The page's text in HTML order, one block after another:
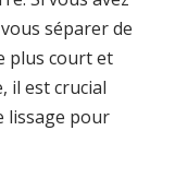
séparer de
plus court et
il est crucial
lissage pour